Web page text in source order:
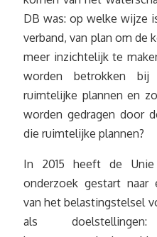
DB was: op welke wijze
verband, van plan om de
meer inzichtelijk te
worden betrokken bij
ruimtelijke plannen en
worden gedragen door
die ruimtelijke plannen?
In 2015 heeft de Unie
onderzoek gestart naar
van het belastingstelsel
als doelstellingen: